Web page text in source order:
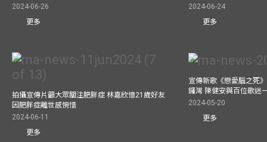
2024-06-26
更多
2024-06-24
更多
拍攝宣傳片籲大眾關注肥胖症 林嘉欣憶21歲好友
因肥胖症離世感惋惜
2024-06-11
更多
宣傳新歌《戀愛腦之死
鑼灣 陳健安與百位歌迷
2024-05-20
更多